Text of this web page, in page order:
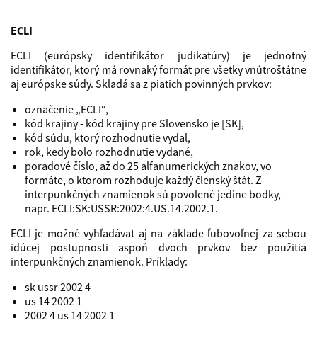
ECLI
ECLI (európsky identifikátor judikatúry) je jednotný
identifikátor, ktorý má rovnaký formát pre všetky vnútroštátne
aj európske súdy. Skladá sa z piatich povinných prvkov:
označenie „ECLI“,
kód krajiny - kód krajiny pre Slovensko je [SK],
kód súdu, ktorý rozhodnutie vydal,
rok, kedy bolo rozhodnutie vydané,
poradové číslo, až do 25 alfanumerických znakov, vo
formáte, o ktorom rozhoduje každý členský štát. Z
interpunkčných znamienok sú povolené jedine bodky,
napr. ECLI:SK:USSR:2002:4.US.14.2002.1.
ECLI je možné vyhľadávať aj na základe ľubovoľnej za sebou
idúcej postupnosti aspoň dvoch prvkov bez použitia
interpunkčných znamienok. Príklady:
sk ussr 2002 4
us 14 2002 1
2002 4 us 14 2002 1